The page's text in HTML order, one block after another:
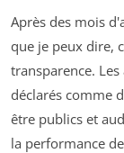
Après des mois
que je peux dire,
transparence.
déclarés comme
être publics et
la performance